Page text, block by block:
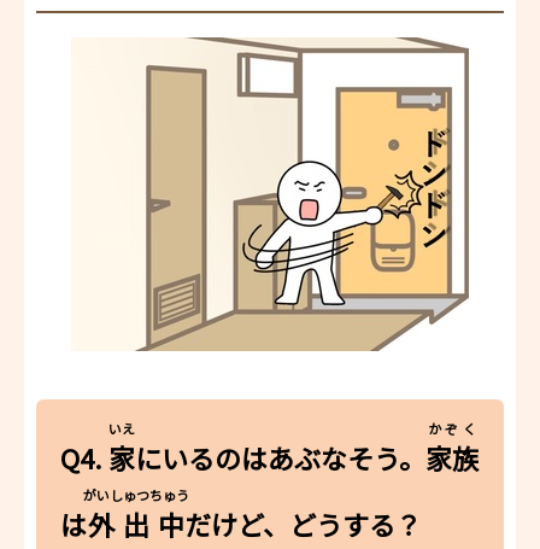
Q4. 家
いえ
にいるのはあぶなそう。 家族
かぞく
は外出中
がいしゅつちゅう
だけど、どうする？